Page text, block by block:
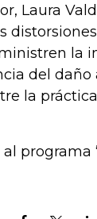
Laura
la
del daño
la
programa